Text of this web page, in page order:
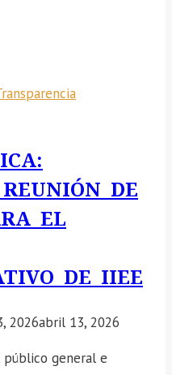
DE
EL
DE IIEE
2026abril 13, 2026
general e